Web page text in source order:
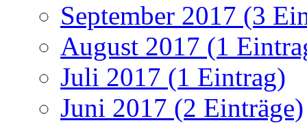
September 2017 (3
August 2017 (1
Juli 2017 (1 Eintrag)
Juni 2017 (2 Einträge)